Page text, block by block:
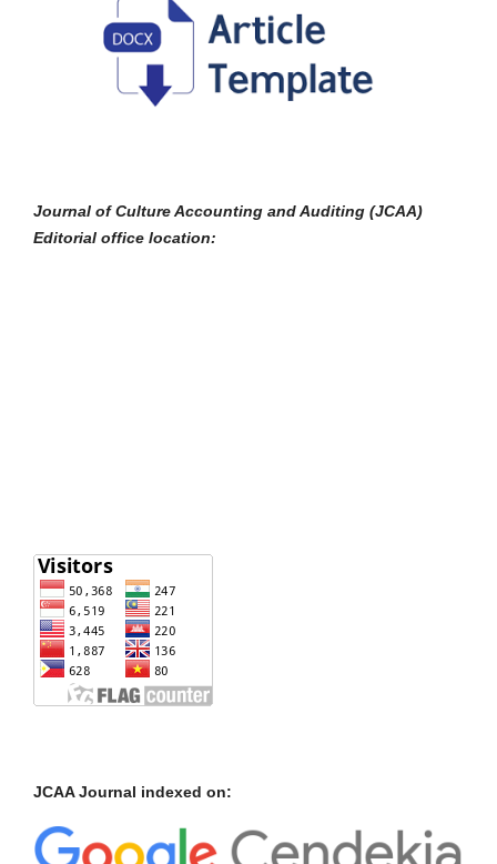
Journal of Culture Accounting and Auditing (JCAA)
Editorial office location:
JCAA Journal indexed on: